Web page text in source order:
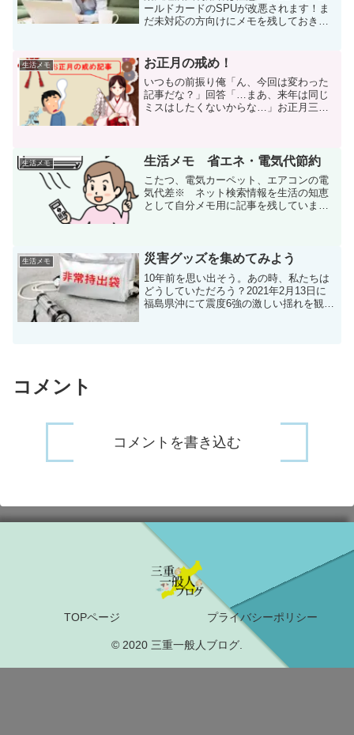
ールドカードのSPUが改悪されます！ま
だ未対応の方向けにメモを残しておきま
の代替カードの新情報が出ないので、私
は通常の楽天カ...
生活メモ お正月の戒め！
いつもの前振り俺「ん、今回は変わった
記事だな？」回答「…まあ、来年は同じ
ミスはしたくないからな…」お正月三が
月4日)なので...
生活メモ 生活メモ 省エネ・電気代節約
こたつ、電気カーペット、エアコンの電
気代差※ ネット検索情報を生活の知恵
として自分メモ用に記事を残していま
ト 約10円...
生活メモ 災害グッズを集めてみよう
10年前を思い出そう。あの時、私たちは
どうしていただろう？2021年2月13日に
福島県沖にて震度6強の激しい揺れを観測
コメント
コメントを書き込む
TOPページ プライバシーポリシー
© 2020 三重一般人ブログ.